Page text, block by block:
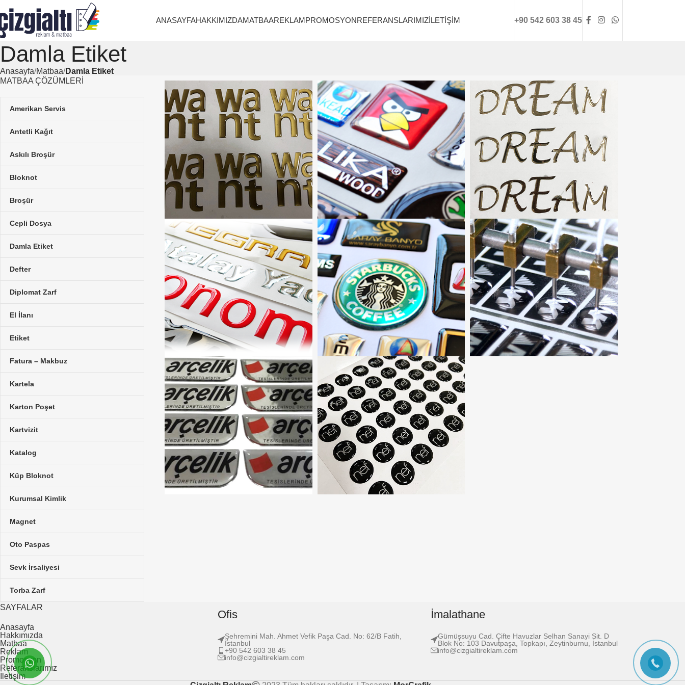
ANASAYFAHAKKIMIZDAMATBAAREKLAMPROMOSYONREFERANSLARIMIZİLETIŞIM +90 542 603 38 45
Damla Etiket
Anasayfa Matbaa Damla Etiket
MATBAA ÇÖZÜMLERI
Amerikan Servis
Antetli Kağıt
Askılı Broşür
Bloknot
Broşür
Cepli Dosya
Damla Etiket
Defter
Diplomat Zarf
El İlanı
Etiket
Fatura – Makbuz
Kartela
Karton Poşet
Kartvizit
Katalog
Küp Bloknot
Kurumsal Kimlik
Magnet
Oto Paspas
Sevk İrsaliyesi
Torba Zarf
SAYFALAR
Anasayfa
Hakkımızda
Matbaa
Reklam
Promosyon
Referanslarımız
İletişim
Ofis
Şehremini Mah. Ahmet Vefik Paşa Cad. No: 62/B Fatih,
İstanbul
+90 542 603 38 45
info@cizgialtireklam.com
İmalathane
Gümüşsuyu Cad. Çifte Havuzlar Selhan Sanayi Sit. D
Blok No: 103 Davutpaşa, Topkapı, Zeytinburnu, İstanbul
info@cizgialtireklam.com